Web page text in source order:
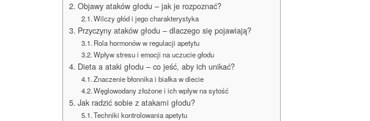
Objawy ataków głodu – jak je rozpoznać?
Wilczy głód i jego charakterystyka
Przyczyny ataków głodu – dlaczego się pojawiają?
Rola hormonów w regulacji apetytu
Wpływ stresu i emocji na uczucie głodu
Dieta a ataki głodu – co jeść, aby ich unikać?
Znaczenie błonnika i białka w diecie
Węglowodany złożone i ich wpływ na sytość
Jak radzić sobie z atakami głodu?
Techniki kontrolowania apetytu